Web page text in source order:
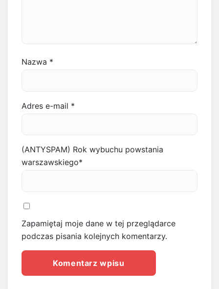
Nazwa *
Adres e-mail *
(ANTYSPAM) Rok wybuchu powstania
warszawskiego*
Zapamiętaj moje dane w tej przeglądarce
podczas pisania kolejnych komentarzy.